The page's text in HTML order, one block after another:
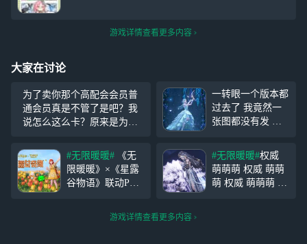
游戏详情查看更多内容
大家在讨论
为了卖你那个高配会会员普
通会员真是不管了是吧？我
说怎么这么卡？原来是为了
pt 高配就流畅起来了，怎么
滴，普通你闲米少开始搞这
套让所有人开高配是吗？
一转眼一个版本都
过去了 我竟然一
张图都没有发 现
的库存 本来想是
第1张那种感觉 就
是仿卡牌的风格
（但是有点失败了
#无限暖暖# 《无
限暖暖》×《星露
谷物语》联动PV
人吧 (๑╹ヮ╹๑)ﾉ
#无限暖暖#权威
萌萌萌 权威 萌萌
萌 权威 萌萌萌 权
游戏详情查看更多内容